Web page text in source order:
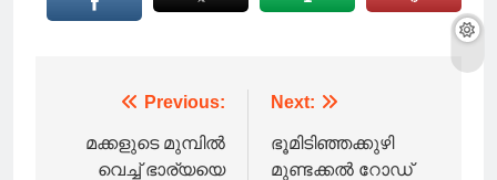
navigation
Previous:
മക്കളുടെ മുമ്പിൽ
വെച്ച് ഭാര്യയെ
Next:
ഭൂമിടിഞ്ഞക്കുഴി
മുണ്ടക്കൽ റോഡ്